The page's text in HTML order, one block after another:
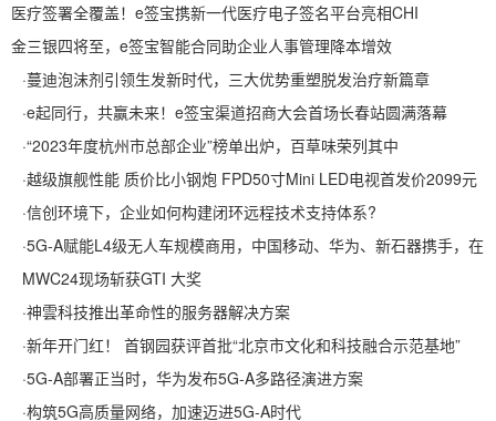
医疗签署全覆盖！e签宝携新一代医疗电子签名平台亮相CHI
金三银四将至，e签宝智能合同助企业人事管理降本增效
·蔓迪泡沫剂引领生发新时代，三大优势重塑脱发治疗新篇章
·e起同行，共赢未来！e签宝渠道招商大会首场长春站圆满落幕
·“2023年度杭州市总部企业”榜单出炉，百草味荣列其中
·越级旗舰性能 质价比小钢炮 FPD50寸Mini LED电视首发价2099元
·信创环境下，企业如何构建闭环远程技术支持体系?
·5G-A赋能L4级无人车规模商用，中国移动、华为、新石器携手，在
MWC24现场斩获GTI 大奖
·神雲科技推出革命性的服务器解决方案
·新年开门红！ 首钢园获评首批“北京市文化和科技融合示范基地”
·5G-A部署正当时，华为发布5G-A多路径演进方案
·构筑5G高质量网络，加速迈进5G-A时代